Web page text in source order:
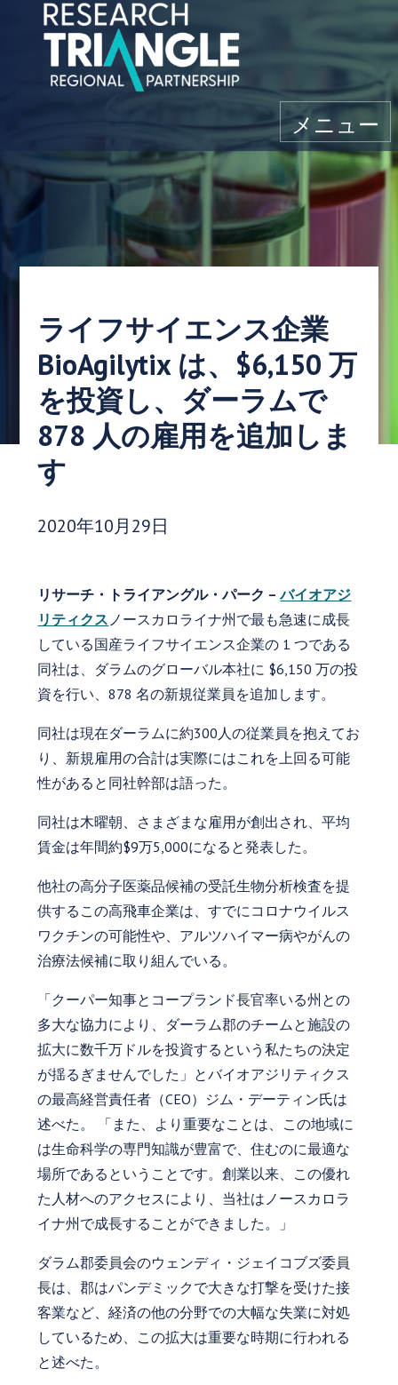
コンテンツにスキップ
メニュー
ライフサイエンス企業
BioAgilytix は、$6,150 万
を投資し、ダーラムで
878 人の雇用を追加しま
す
発行日:
2020年10月29日
リサーチ・トライアングル・パーク –バイオアジ
リティクス ノースカロライナ州で最も急速に成長
している国産ライフサイエンス企業の 1 つである
同社は、ダラムのグローバル本社に $6,150 万の投
資を行い、878 名の新規従業員を追加します。
同社は現在ダーラムに約300人の従業員を抱えてお
り、新規雇用の合計は実際にはこれを上回る可能
性があると同社幹部は語った。
同社は木曜朝、さまざまな雇用が創出され、平均
賃金は年間約$9万5,000になると発表した。
他社の高分子医薬品候補の受託生物分析検査を提
供するこの高飛車企業は、すでにコロナウイルス
ワクチンの可能性や、アルツハイマー病やがんの
治療法候補に取り組んでいる。
「クーパー知事とコープランド長官率いる州との
多大な協力により、ダーラム郡のチームと施設の
拡大に数千万ドルを投資するという私たちの決定
が揺るぎませんでした」とバイオアジリティクス
の最高経営責任者（CEO）ジム・デーティン氏は
述べた。 「また、より重要なことは、この地域に
は生命科学の専門知識が豊富で、住むのに最適な
場所であるということです。創業以来、この優れ
た人材へのアクセスにより、当社はノースカロラ
イナ州で成長することができました。」
ダラム郡委員会のウェンディ・ジェイコブズ委員
長は、郡はパンデミックで大きな打撃を受けた接
客業など、経済の他の分野での大幅な失業に対処
しているため、この拡大は重要な時期に行われる
と述べた。